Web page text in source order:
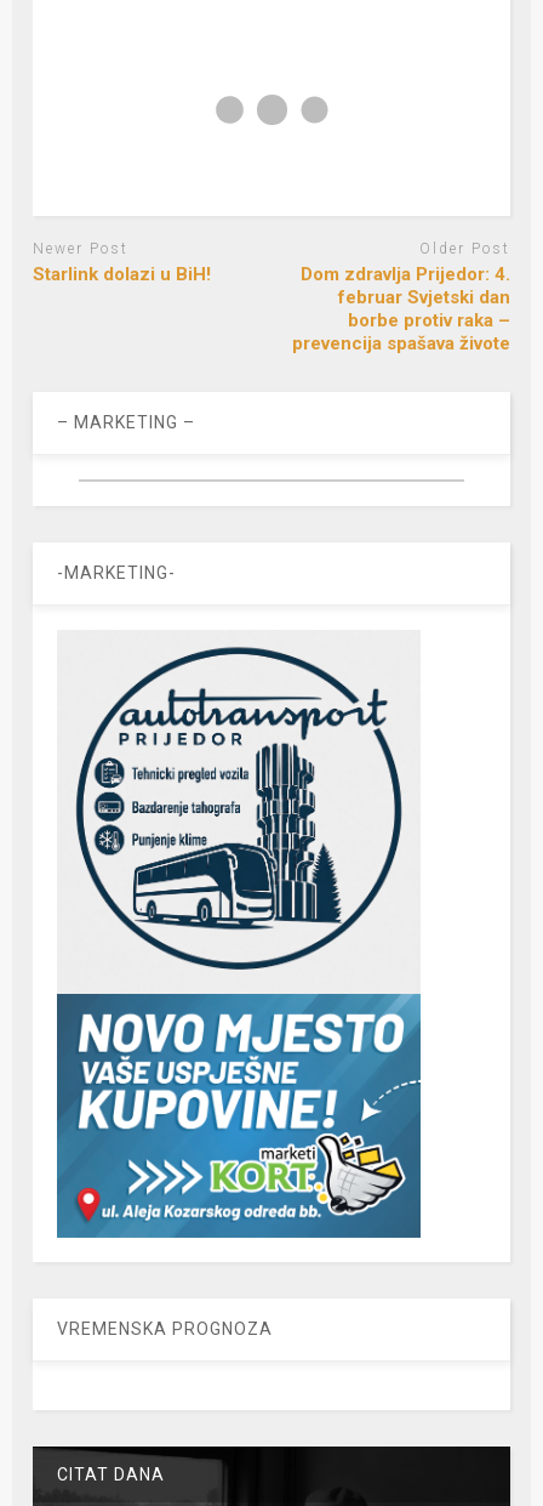
Newer Post
Starlink dolazi u BiH!
Older Post
Dom zdravlja Prijedor: 4.
februar Svjetski dan
borbe protiv raka –
prevencija spašava živote
– MARKETING –
-MARKETING-
VREMENSKA PROGNOZA
CITAT DANA